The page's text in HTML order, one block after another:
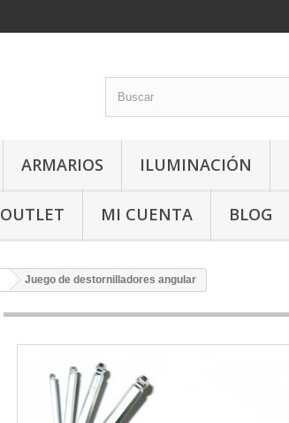
ARMARIOS ILUMINACIÓN
OUTLET MI CUENTA BLOG
Juego de destornilladores angular